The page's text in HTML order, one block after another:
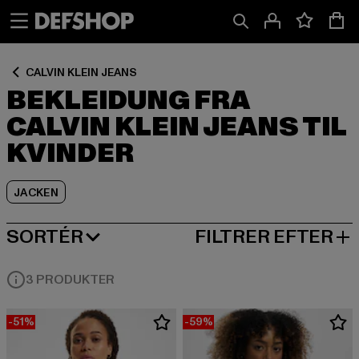
CALVIN KLEIN JEANS
BEKLEIDUNG FRA
CALVIN KLEIN JEANS TIL
KVINDER
JACKEN
SORTÉR
MEST POPULÆRE FILTRER EFTER
3 PRODUKTER
-51% -59%